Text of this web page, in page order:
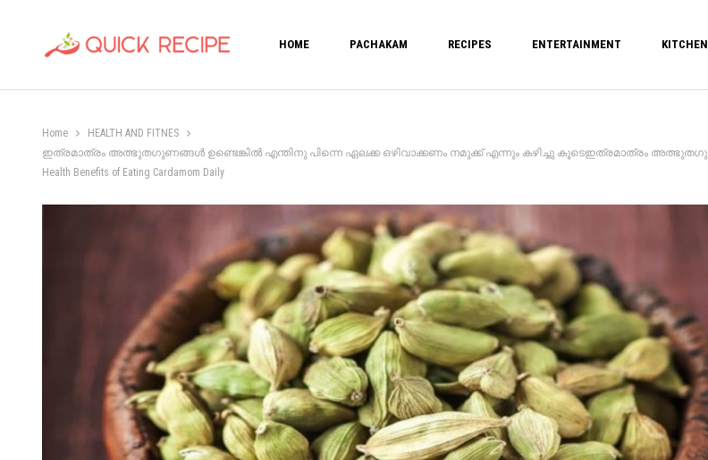
HOME PACHAKAM RECIPES ENTERTAINMENT
Home
HEALTH AND FITNES
ഇത്രമാത്രം അത്ഭുതഗുണങ്ങൾ ഉണ്ടെങ്കിൽ എന്തിനു പിന്നെ ഏലക്ക ഒഴിവാക്കണം നമുക്ക് എന്നും കഴിച്ചു കൂടെഇത്രമാത്രം
Health Benefits of Eating Cardamom Daily